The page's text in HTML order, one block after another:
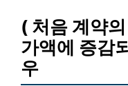
( 처음 계약
가액에 증감
우